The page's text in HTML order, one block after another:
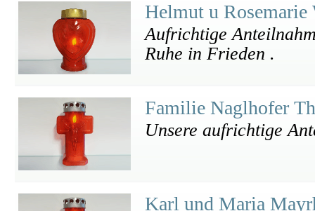
Helmut u
Aufrichtige
Ruhe in Frieden .
Familie Naglhofer
Unsere aufrichtige
Karl und Maria